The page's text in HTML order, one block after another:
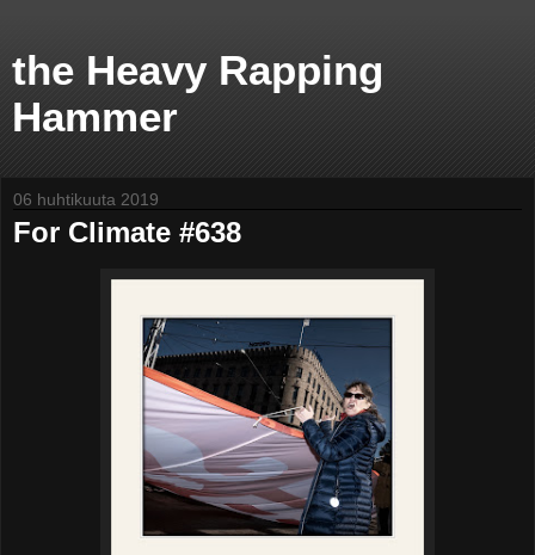
the Heavy Rapping
Hammer
06 huhtikuuta 2019
For Climate #638